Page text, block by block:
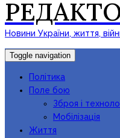
Новини України, життя,
Toggle navigation
Політика
Поле бою
Зброя і
Мобілізація
Життя